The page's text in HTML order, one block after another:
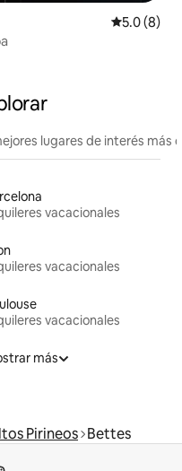
5.0 (8)
lugares de interés más
vacacionales
vacacionales
vacacionales
más
Pirineos Bettes